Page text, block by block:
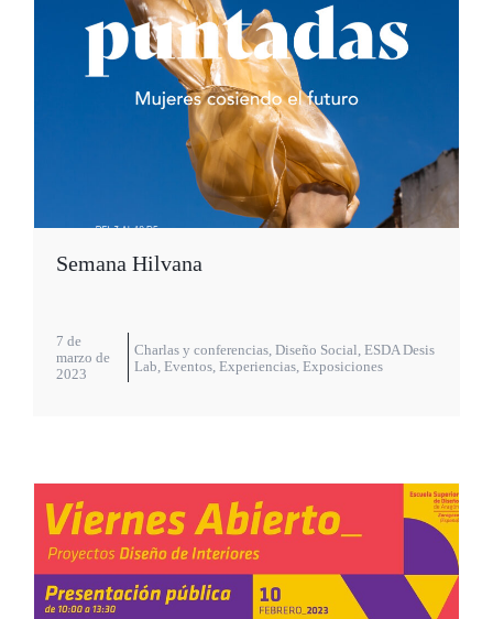
Semana Hilvana
7 de
marzo de
2023
Charlas y conferencias ,Diseño Social ,ESDA Desis
Lab ,Eventos ,Experiencias ,Exposiciones